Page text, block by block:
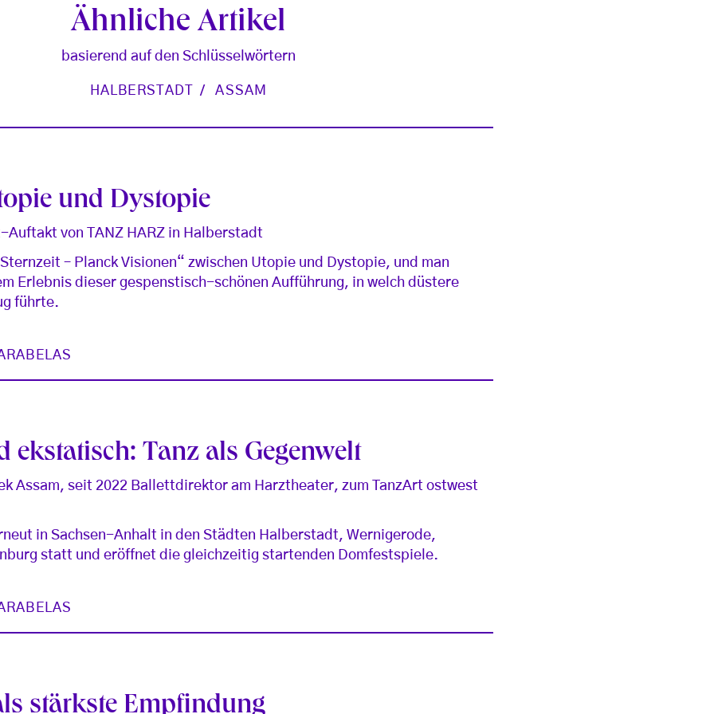
Ähnliche Artikel
basierend auf den Schlüsselwörtern
HALBERSTADT ASSAM
und Dystopie
Auftakt von TANZ HARZ in Halberstadt
– Planck Visionen“ zwischen Utopie und Dystopie, und man
Erlebnis dieser gespenstisch-schönen Aufführung, in welch düstere
führte.
ekstatisch: Tanz als Gegenwelt
Assam, seit 2022 Ballettdirektor am Harztheater, zum TanzArt ostwest
in Sachsen-Anhalt in den Städten Halberstadt, Wernigerode,
statt und eröffnet die gleichzeitig startenden Domfestspiele.
stärkste Empfindung